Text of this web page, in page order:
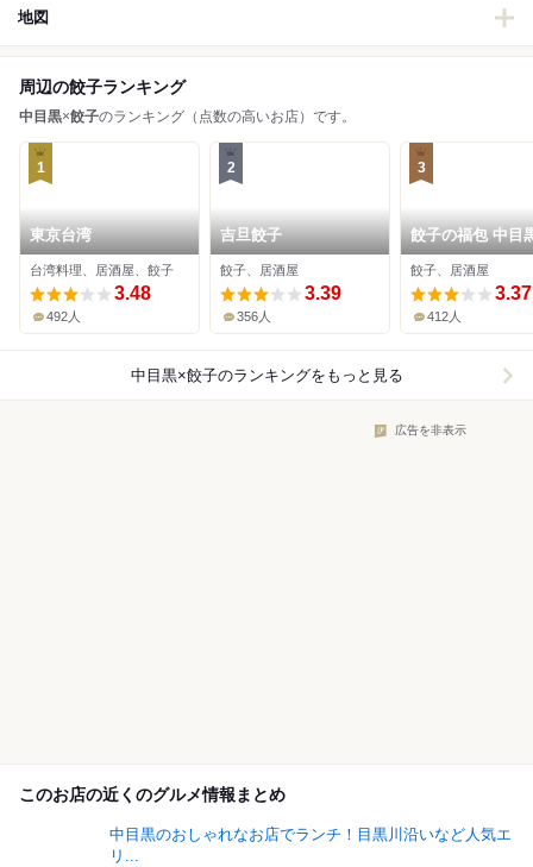
地図
周辺の餃子ランキング
中目黒×餃子のランキング（点数の高いお店）です。
1
東京台湾
台湾料理、居酒屋、餃子
3.48
492人
2
吉旦餃子
餃子、居酒屋
3.39
356人
3
餃子の福包 中目
餃子、居酒屋
3.37
412人
中目黒×餃子のランキングをもっと見る
広告を非表示
このお店の近くのグルメ情報まとめ
中目黒のおしゃれなお店でランチ！目黒川沿いなど人気エ
リ...